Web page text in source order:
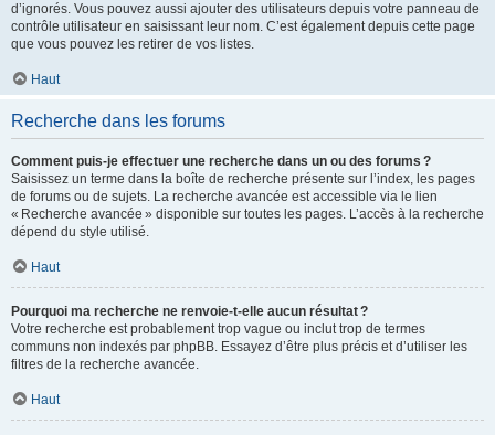
d’ignorés. Vous pouvez aussi ajouter des utilisateurs depuis votre panneau de
contrôle utilisateur en saisissant leur nom. C’est également depuis cette page
que vous pouvez les retirer de vos listes.
Haut
Recherche dans les forums
Comment puis-je effectuer une recherche dans un ou des forums ?
Saisissez un terme dans la boîte de recherche présente sur l’index, les pages
de forums ou de sujets. La recherche avancée est accessible via le lien
« Recherche avancée » disponible sur toutes les pages. L’accès à la recherche
dépend du style utilisé.
Haut
Pourquoi ma recherche ne renvoie-t-elle aucun résultat ?
Votre recherche est probablement trop vague ou inclut trop de termes
communs non indexés par phpBB. Essayez d’être plus précis et d’utiliser les
filtres de la recherche avancée.
Haut